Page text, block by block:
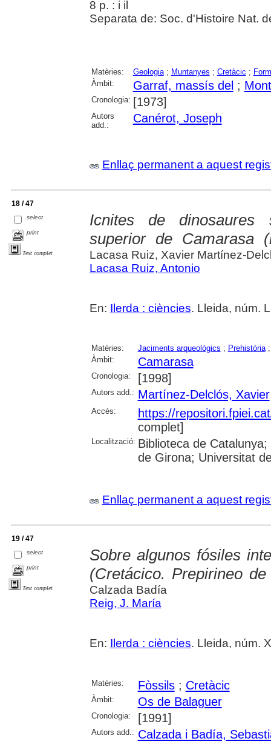
8 p. : i il
Separata de: Soc. d'Histoire Nat.
Matèries: Geologia; Muntanyes ; Cretàcic ;
Àmbit:
Garraf, massís del ;
Cronologia: [1973]
Autors
add.:
Canérot, Joseph
Enllaç permanent a aquest
18 / 47
select
print
Text complet
Icnites de dinosaures
superior de Camarasa
Lacasa Ruiz, Xavier Martínez-
Lacasa Ruiz, Antonio
En: Ilerda : ciències. Lleida, núm.
Matèries: Jaciments arqueològics ; Prehistòria
Àmbit:
Camarasa
Cronologia: [1998]
Autors add.: Martínez-Delclós, Xavier
Accés:
https://
complet]
Localització: Biblioteca de
de Girona; Universitat
Enllaç permanent a aquest
19 / 47
select
print
Text complet
Sobre algunos fósiles
(Cretácico. Prepirineo
Calzada Badía
Reig, J. María
En: Ilerda : ciències. Lleida, núm.
Matèries: Fòssils; Cretàcic
Àmbit: Os de Balaguer
Cronologia: [1991]
Autors add.: Calzada i Badía,